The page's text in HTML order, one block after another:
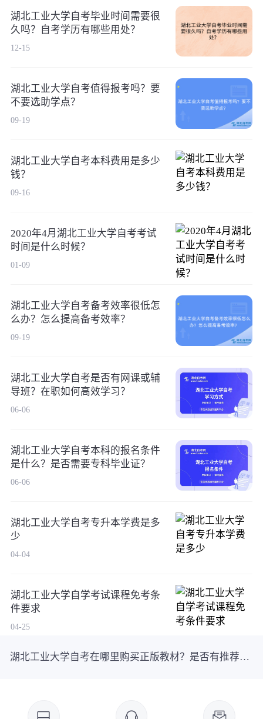
湖北工业大学自考毕业时间需要很
久吗？自考学历有哪些用处？
12-15
湖北工业大学自考值得报考吗？要
不要选助学点？
09-19
湖北工业大学自考本科费用是多少
钱？
09-16
2020年4月湖北工业大学自考考试
时间是什么时候？
01-09
湖北工业大学自考备考效率很低怎
么办？怎么提高备考效率？
09-19
湖北工业大学自考是否有网课或辅
导班？在职如何高效学习？
06-06
湖北工业大学自考本科的报名条件
是什么？是否需要专科毕业证？
06-06
湖北工业大学自考专升本学费是多
少
04-04
湖北工业大学自学考试课程免考条
件要求
04-25
湖北工业大学自考在哪里购买正版教材？是否有推荐的学习资料？